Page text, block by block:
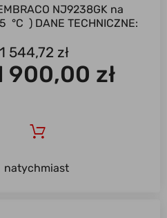
NJ9238GK na
°C ) DANE TECHNICZNE:
544,72 zł
900,00 zł
natychmiast